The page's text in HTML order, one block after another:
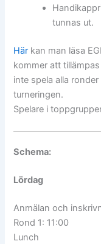
tunnas ut.
Här kan man läsa
kommer att
inte spela alla
turneringen.
Spelare i
Schema:
Lördag
Anmälan och
Rond 1: 11:00
Lunch